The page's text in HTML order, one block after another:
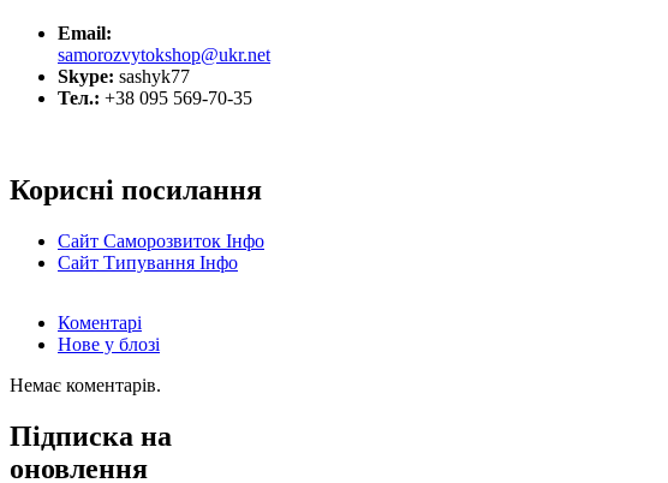
Email:
samorozvytokshop@ukr.net
Skype: sashyk77
Тел.: +38 095 569-70-35
Корисні посилання
Сайт Саморозвиток Інфо
Сайт Типування Інфо
Коментарі
Нове у блозі
Немає коментарів.
Підписка на
оновлення